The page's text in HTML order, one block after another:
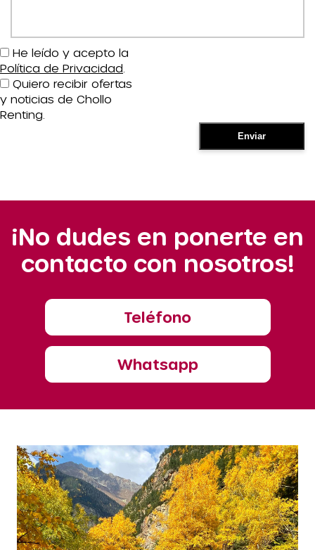
He leído y acepto la
Política de Privacidad
Quiero recibir ofertas
y noticias de Chollo
Renting.
¡No dudes en ponerte en
contacto con nosotros!
Teléfono
Whatsapp